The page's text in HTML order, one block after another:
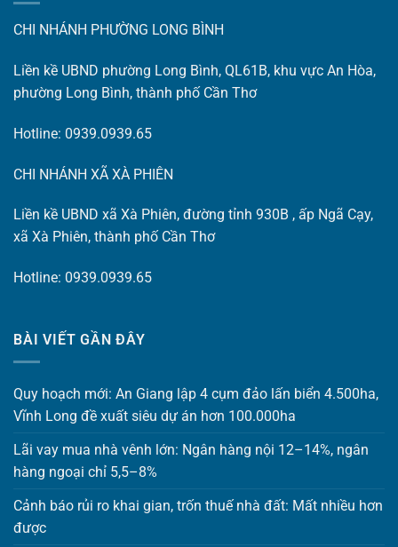
CHI NHÁNH PHƯỜNG LONG BÌNH
Liền kề UBND phường Long Bình, QL61B, khu vực An Hòa,
phường Long Bình, thành phố Cần Thơ
Hotline: 0939.0939.65
CHI NHÁNH XÃ XÀ PHIÊN
Liền kề UBND xã Xà Phiên, đường tỉnh 930B , ấp Ngã Cạy,
xã Xà Phiên, thành phố Cần Thơ
Hotline: 0939.0939.65
BÀI VIẾT GẦN ĐÂY
Quy hoạch mới: An Giang lập 4 cụm đảo lấn biển 4.500ha,
Vĩnh Long đề xuất siêu dự án hơn 100.000ha
Lãi vay mua nhà vênh lớn: Ngân hàng nội 12–14%, ngân
hàng ngoại chỉ 5,5–8%
Cảnh báo rủi ro khai gian, trốn thuế nhà đất: Mất nhiều hơn
được